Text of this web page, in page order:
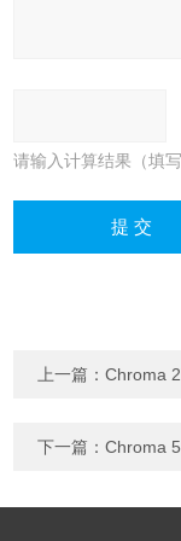
请输入计算结果（填
上一篇：Chroma
下一篇：Chroma